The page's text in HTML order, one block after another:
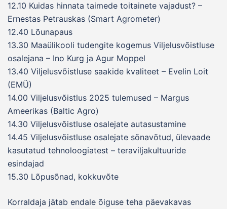
12.10 Kuidas hinnata taimede toitainete vajadust? –
Ernestas Petrauskas (Smart Agrometer)
12.40 Lõunapaus
13.30 Maaülikooli tudengite kogemus Viljelusvõistluse
osalejana – Ino Kurg ja Agur Moppel
13.40 Viljelusvõistluse saakide kvaliteet – Evelin Loit
(EMÜ)
14.00 Viljelusvõistlus 2025 tulemused – Margus
Ameerikas (Baltic Agro)
14.30 Viljelusvõistluse osalejate autasustamine
14.45 Viljelusvõistluse osalejate sõnavõtud, ülevaade
kasutatud tehnoloogiatest – teraviljakultuuride
esindajad
15.30 Lõpusõnad, kokkuvõte
Korraldaja jätab endale õiguse teha päevakavas